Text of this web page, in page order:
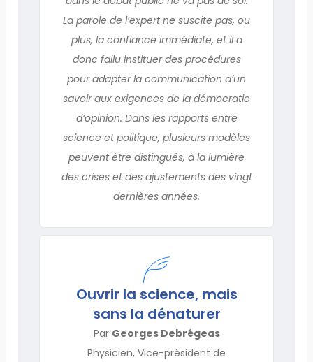
La parole de l’expert ne suscite pas, ou
plus, la confiance immédiate, et il a
donc fallu instituer des procédures
pour adapter la communication d’un
savoir aux exigences de la démocratie
d’opinion. Dans les rapports entre
science et politique, plusieurs modèles
peuvent être distingués, à la lumière
des crises et des ajustements des vingt
dernières années.
Ouvrir la science, mais
sans la dénaturer
Par Georges Debrégeas
Physicien, Vice-président de